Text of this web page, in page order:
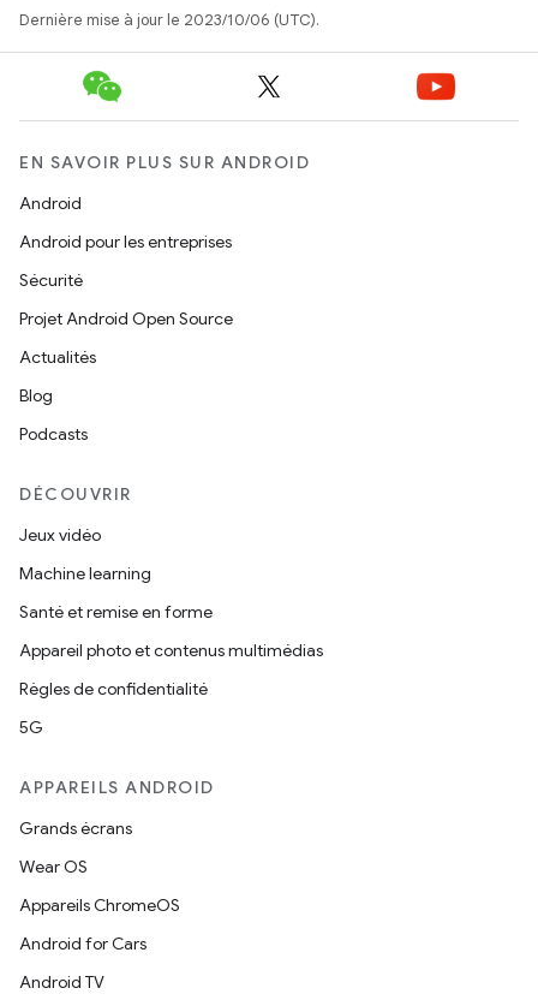
Dernière mise à jour le 2023/10/06 (UTC).
EN SAVOIR PLUS SUR ANDROID
Android
Android pour les entreprises
Sécurité
Projet Android Open Source
Actualités
Blog
Podcasts
DÉCOUVRIR
Jeux vidéo
Machine learning
Santé et remise en forme
Appareil photo et contenus multimédias
Règles de confidentialité
5G
APPAREILS ANDROID
Grands écrans
Wear OS
Appareils ChromeOS
Android for Cars
Android TV